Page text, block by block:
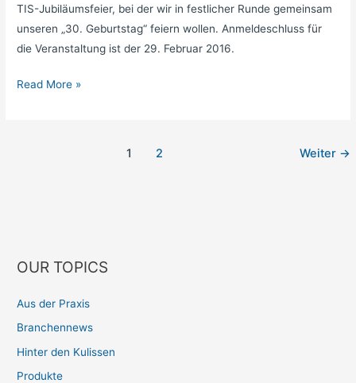
TIS-Jubiläumsfeier, bei der wir in festlicher Runde gemeinsam
unseren „30. Geburtstag“ feiern wollen. Anmeldeschluss für
die Veranstaltung ist der 29. Februar 2016.
Read More »
1 2 Weiter →
OUR TOPICS
Aus der Praxis
Branchennews
Hinter den Kulissen
Produkte